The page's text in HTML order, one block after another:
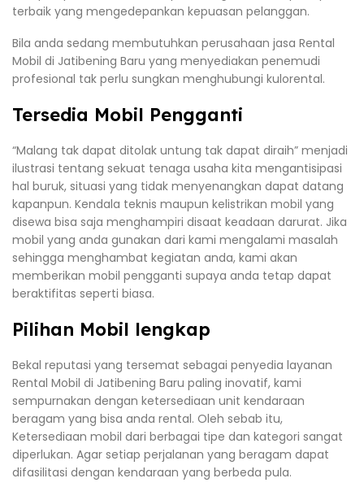
terbaik yang mengedepankan kepuasan pelanggan.
Bila anda sedang membutuhkan perusahaan jasa Rental
Mobil di Jatibening Baru yang menyediakan penemudi
profesional tak perlu sungkan menghubungi kulorental.
Tersedia Mobil Pengganti
“Malang tak dapat ditolak untung tak dapat diraih” menjadi
ilustrasi tentang sekuat tenaga usaha kita mengantisipasi
hal buruk, situasi yang tidak menyenangkan dapat datang
kapanpun. Kendala teknis maupun kelistrikan mobil yang
disewa bisa saja menghampiri disaat keadaan darurat. Jika
mobil yang anda gunakan dari kami mengalami masalah
sehingga menghambat kegiatan anda, kami akan
memberikan mobil pengganti supaya anda tetap dapat
beraktifitas seperti biasa.
Pilihan Mobil lengkap
Bekal reputasi yang tersemat sebagai penyedia layanan
Rental Mobil di Jatibening Baru paling inovatif, kami
sempurnakan dengan ketersediaan unit kendaraan
beragam yang bisa anda rental. Oleh sebab itu,
Ketersediaan mobil dari berbagai tipe dan kategori sangat
diperlukan. Agar setiap perjalanan yang beragam dapat
difasilitasi dengan kendaraan yang berbeda pula.